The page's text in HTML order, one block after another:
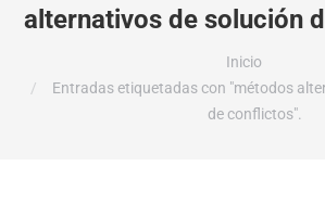
alternativos de solución
Inicio
Entradas etiquetadas con "métodos
de conflictos".